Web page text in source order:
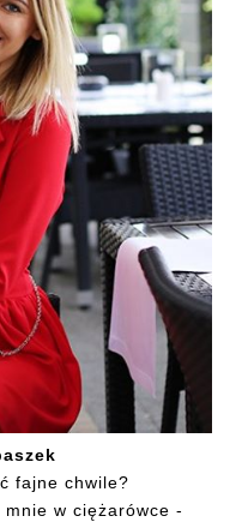
fajne chwile?
w ciężarówce -